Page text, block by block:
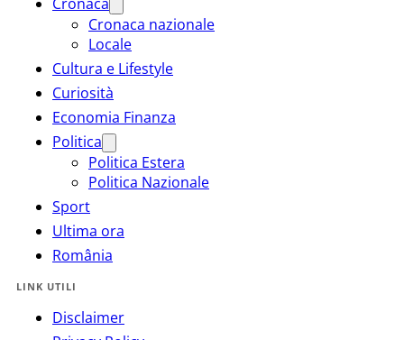
Cronaca nazionale
Locale
Cultura e Lifestyle
Curiosità
Economia Finanza
Politica
Politica Estera
Politica Nazionale
Sport
Ultima ora
România
LINK UTILI
Disclaimer